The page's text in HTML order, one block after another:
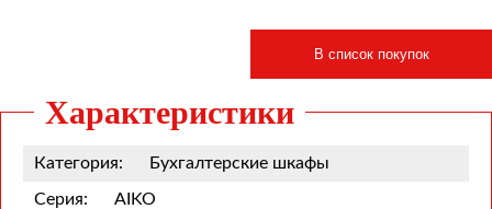
В список покупок
Характеристики
Категория: Бухгалтерские шкафы
Серия: AIKO